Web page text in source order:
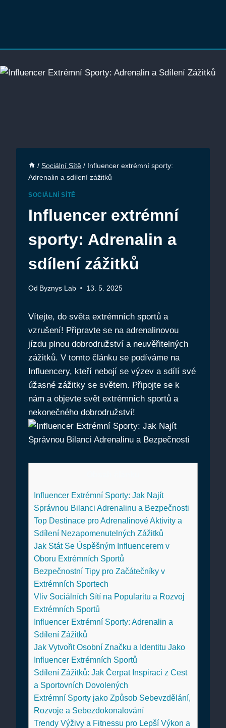
/ Sociální Sítě / Influencer extrémní sporty:
Adrenalin a sdílení zážitků
SOCIÁLNÍ SÍTĚ
Influencer extrémní
sporty: Adrenalin a
sdílení zážitků
Od Byznys Lab 13. 5. 2025
Vítejte, do světa extrémních sportů a
vzrušení! Připravte se na adrenalinovou
jízdu plnou dobrodružství a neuvěřitelných
zážitků. V tomto článku se podíváme na
Influencery, kteří nebojí se výzev a sdílí své
úžasné zážitky se světem. Připojte se k
nám a objevte svět extrémních sportů a
nekonečného dobrodružství!
Influencer Extrémní Sporty: Jak Najít
Správnou Bilanci Adrenalinu a Bezpečnosti
Top Destinace pro Adrenalinové Aktivity a
Sdílení Nezapomenutelných Zážitků
Jak Stát Se Úspěšným Influencerem v
Oboru Extrémních Sportů
Bezpečnostní Tipy pro Začátečníky v
Extrémních Sportech
Vliv Sociálních Sítí na Popularitu a Rozvoj
Extrémních Sportů
Influencer Extrémní Sporty: Adrenalin a
Sdílení Zážitků
Jak Vytvořit Osobní Značku a Identitu Jako
Influencer Extrémních Sportů
Sdílení Zážitků: Jak Čerpat Inspiraci z Cest
a Sportovních Dovolených
Extrémní Sporty jako Způsob Sebevzdělání,
Rozvoje a Sebezdokonalování
Trendy Výživy a Fitnessu pro Lepší Výkon a